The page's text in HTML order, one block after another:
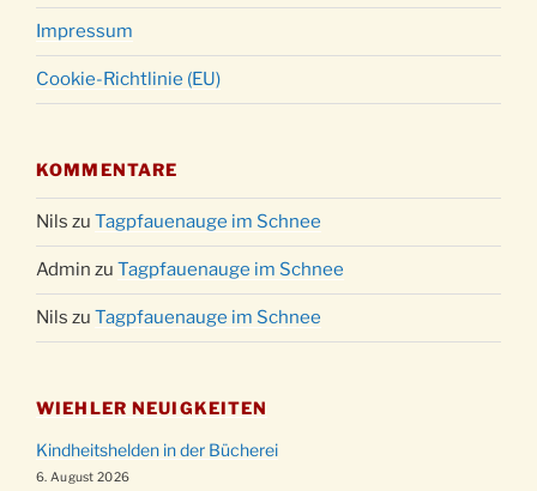
Impressum
Cookie-Richtlinie (EU)
KOMMENTARE
Nils zu Tagpfauenauge im Schnee
Admin zu Tagpfauenauge im Schnee
Nils zu Tagpfauenauge im Schnee
WIEHLER NEUIGKEITEN
Kindheitshelden in der Bücherei
6. August 2026